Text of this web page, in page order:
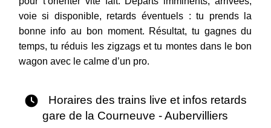
voie si disponible, retards éventuels : tu prends la
bonne info au bon moment. Résultat, tu gagnes du
temps, tu réduis les zigzags et tu montes dans le bon
wagon avec le calme d’un pro.
Horaires des trains live et infos retards
gare de la Courneuve - Aubervilliers